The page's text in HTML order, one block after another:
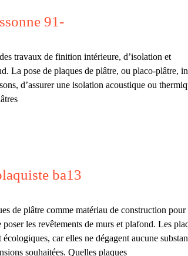
91-
travaux de finition intérieure, d’isolation et
La pose de plaques de plâtre, ou placo-plâtre,
d’assurer une isolation acoustique ou
ba13
de plâtre comme matériau de construction
les revêtements de murs et plafond. Les
car elles ne dégagent aucune
souhaitées. Quelles plaques